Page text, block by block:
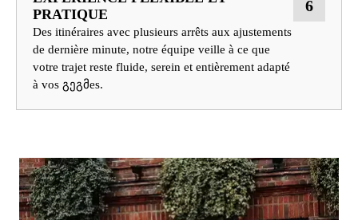
PRATIQUE
Des itinéraires avec plusieurs arrêts aux ajustements
de dernière minute, notre équipe veille à ce que
votre trajet reste fluide, serein et entièrement adapté
à vos გეგმes.
6